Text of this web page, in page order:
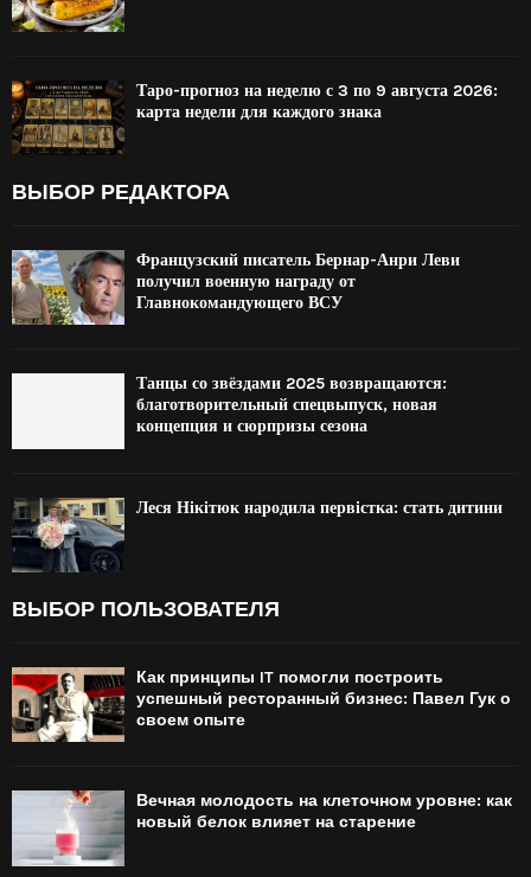
Таро-прогноз на неделю с 3 по 9 августа 2026:
карта недели для каждого знака
ВЫБОР РЕДАКТОРА
Французский писатель Бернар-Анри Леви
получил военную награду от
Главнокомандующего ВСУ
Танцы со звёздами 2025 возвращаются:
благотворительный спецвыпуск, новая
концепция и сюрпризы сезона
Леся Нікітюк народила первістка: стать дитини
ВЫБОР ПОЛЬЗОВАТЕЛЯ
Как принципы IT помогли построить
успешный ресторанный бизнес: Павел Гук о
своем опыте
Вечная молодость на клеточном уровне: как
новый белок влияет на старение